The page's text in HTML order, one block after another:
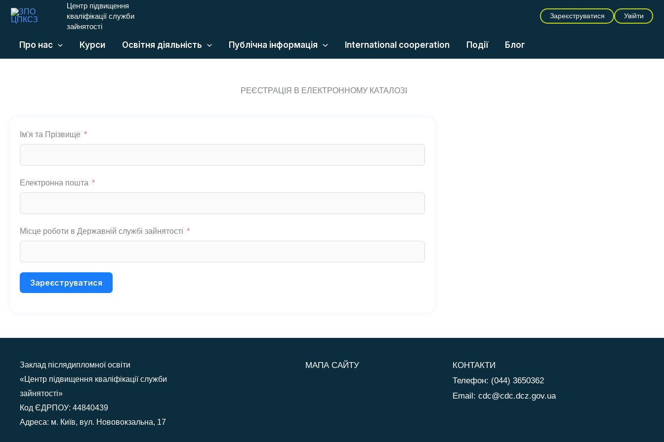
Перейти
Центр підвищення
кваліфікації служби
зайнятості
Зареєструватися Увійти
Про нас Курси Освітня діяльність Публічна інформація International cooperation Події Блог
РЕЄСТРАЦІЯ В ЕЛЕКТРОННОМУ КАТАЛОЗІ
Ім'я та Прізвище
Електронна пошта
Місце роботи в Державній службі зайнятості
Зареєструватися
Заклад післядипломної освіти
«Центр підвищення кваліфікації служби
зайнятості»
Код ЄДРПОУ: 44840439
Адреса: м. Київ, вул. Нововокзальна, 17
МАПА САЙТУ
КОНТАКТИ
Телефон: (044) 3650362
Email: cdc@cdc.dcz.gov.ua